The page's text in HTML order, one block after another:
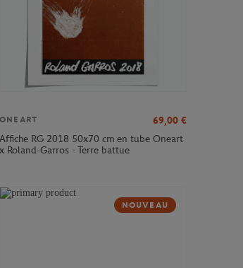
ONEART 69,00 €
Affiche RG 2018 50x70 cm en tube Oneart
x Roland-Garros - Terre battue
NOUVEAU